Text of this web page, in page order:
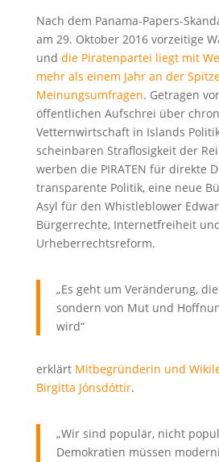
Nach dem Panama-Papers-
am 29. Oktober 2016 vorzeitige
und die Piratenpartei liegt mit
mehr als einem Jahr an der
Meinungsumfragen. Getragen
öffentlichen Aufschrei über
Vetternwirtschaft in Islands
scheinbaren Straflosigkeit der
werben die PIRATEN für direkte
transparente Politik, eine neue
Asyl für den Whistleblower
Bürgerrechte, Internetfreiheit
Urheberrechtsreform.
„Es geht um Veränderung,
sondern von Mut und
wird“
erklärt Mitbegründerin und
Birgitta Jónsdóttir.
„Wir sind populär, nicht
Demokratien müssen